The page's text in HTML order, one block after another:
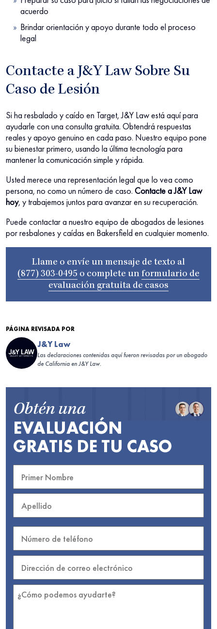
acuerdo
Brindar orientación y apoyo durante todo el proceso
legal
Contacte a J&Y Law Sobre Su
Caso de Lesión
Si ha resbalado y caído en Target, J&Y Law está aquí para
ayudarle con una consulta gratuita. Obtendrá respuestas
reales y apoyo genuino en cada paso. Nuestro equipo pone
su bienestar primero, usando la última tecnología para
mantener la comunicación simple y rápida.
Usted merece una representación legal que lo vea como
persona, no como un número de caso. Contacte a J&Y Law
hoy, y trabajemos juntos para avanzar en su recuperación.
Puede contactar a nuestro equipo de abogados de lesiones
por resbalones y caídas en Bakersfield en cualquier momento.
Llame o envíe un mensaje de texto al
(877) 303-0495 o complete un formulario de
evaluación gratuita de casos
PÁGINA REVISADA POR
J&Y Law
Las declaraciones contenidas aquí fueron revisadas por un abogado
de California en J&Y Law.
Obtén una
EVALUACIÓN
GRATIS DE TU CASO